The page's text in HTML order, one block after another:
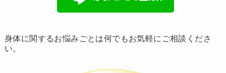
身体に関するお悩みごとは何でもお気軽にご相談くださ
い。